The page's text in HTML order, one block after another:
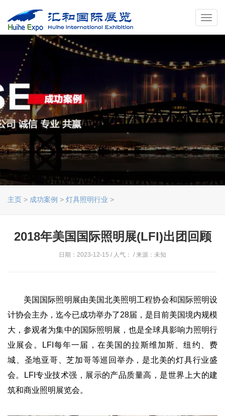
主页 > 成功案例 > 灯具照明行业 >
2018年美国国际照明展(LFI)出团回顾
日期：2023-12-15 / 人气： / 来源：未知
美国国际照明展由美国北美照明工程协会和国际照明设
计协会主办，迄今已成功举办了28届，是目前美国境内规模
大，参观者为集中的国际照明展，也是全球具影响力照明行
业展会。LFI每年一届，在美国的拉斯维加斯、纽约、费
城、圣地亚哥、芝加哥等巡回举办，是北美的灯具行业盛
会。LFI专业技术强，展示的产品质量高，是世界上大的建
筑和商业照明展览会。